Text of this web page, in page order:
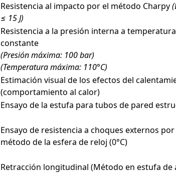
Resistencia al impacto por el método Charpy
≤ 15 J)
Resistencia a la presión interna a temperatura
constante
(Presión máxima: 100 bar)
(Temperatura máxima: 110°C)
Estimación visual de los efectos del
(comportamiento al calor)
Ensayo de la estufa para tubos de pared
Ensayo de resistencia a choques externos por
método de la esfera de reloj (0°C)
Retracción longitudinal (Método en estufa de